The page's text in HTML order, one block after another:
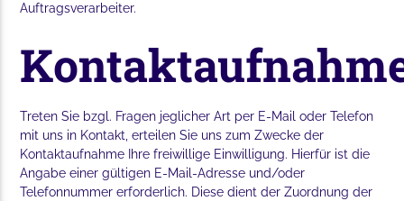
Auftragsverarbeiter.
Treten Sie bzgl. Fragen jeglicher Art per E-Mailoder Telefon
mit uns in Kontakt, erteilen Sie uns zum Zwecke der
Kontaktaufnahme Ihre freiwillige Einwilligung. Hierfür ist die
Angabe einer gültigen E-Mail-Adresse und/oder
Telefonnummer erforderlich. Diese dient der Zuordnung der